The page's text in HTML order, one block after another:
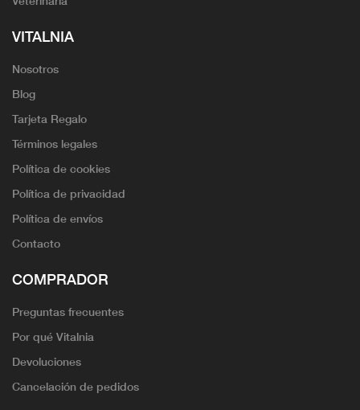
VITALNIA
Nosotros
Blog
Tarjeta Regalo
Términos legales
Política de cookies
Política de privacidad
Política de envíos
Contacto
COMPRADOR
Preguntas frecuentes
Por qué Vitalnia
Devoluciones
Cancelación de pedidos